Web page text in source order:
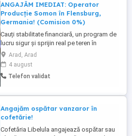
ANGAJĂM IMEDIAT: Operator
Producție Somon în Flensburg,
Germania! (Comision 0%)
Cauți stabilitate financiară, un program de
lucru sigur și sprijin real pe teren în
Germania? Reß & NetworkPartner îți oferă
oportunitatea de a te alătura unei echipe
de top în industria procesării peștelui
(somon) în orașul Flensburg. Finisăm
construim împreună ...
Arad, Arad
4 august
Telefon validat
Angajăm ospătar vanzaror în
cofetărie!
Cofetăria Libelula angajează ospătar sau